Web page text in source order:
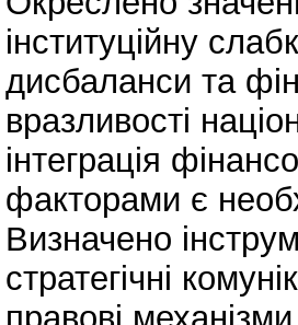
інституційну
дисбаланси та
вразливості
інтеграція
факторами є
Визначено
стратегічні